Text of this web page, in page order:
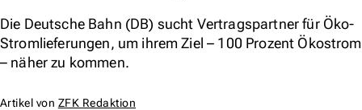
Die Deutsche Bahn (DB) sucht Vertragspartner für Öko-
Stromlieferungen, um ihrem Ziel – 100 Prozent Ökostrom
– näher zu kommen.
Artikel von ZFK Redaktion